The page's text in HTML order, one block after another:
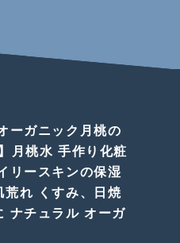
ーガニック月桃の
月桃水 手作り化粧
リースキンの保湿
荒れ くすみ、日焼
ナチュラル オーガ